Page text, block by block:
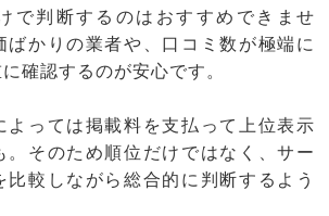
で判断するのはおすすめできませ
ばかりの業者や、口コミ数が極端に
確認するのが安心です。
よっては掲載料を支払って上位表示
。そのため順位だけではなく、サー
比較しながら総合的に判断するよう